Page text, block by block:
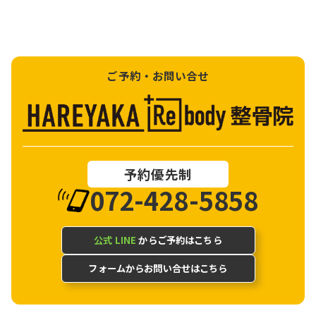
ご予約・お問い合せ
予約優先制
072-428-5858
公式 LINE からご予約はこちら
フォームからお問い合せはこちら